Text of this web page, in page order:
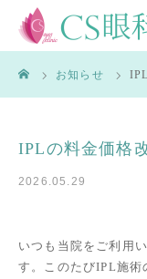
お知らせ
IPLの料金価格
2026.05.29
いつも当院をご利用
す。このたびIPL施術
CLOSE
HOME
医師紹介